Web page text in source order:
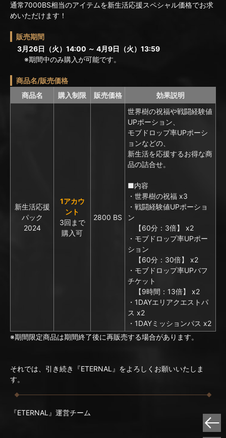
通常7000BS相当のアイテムを新生活応援スペシャル価格でお求
めいただけます！
販売期間
3月26日（火）14:00 ～ 4月9日（火）13:59
※期間中のみ購入が可能です。
商品名/販売価格
商品名
購入制限 販売価格 効果説明
新生活応援
パック
2024
1アカウ
ント
3回まで
購入可
2800 BS
世界樹の祝福や戦闘経験値
UPポーション、
モブドロップ率UPポーシ
ョンなどの、
新生活を応援するお得な商
品の詰合せ。
■内容
・世界樹の祝福 x3
・戦闘経験値UPポーショ
ン
【60分：3倍】 x2
・モブドロップ率UPポー
ション
【60分：30倍】 x2
・モブドロップ率UPバフ
チケット
【9時間：13倍】 x2
・1DAYエリアクエストパ
ス x2
・1DAYミッションパス x2
※期間限定商品は期間終了後に再販売する場合があります。
それでは、引き続き『ETERNAL』をよろしくお願いいたしま
す。
『ETERNAL』運営チーム